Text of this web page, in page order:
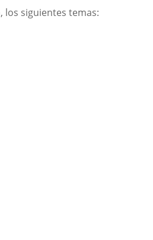
los siguientes temas: